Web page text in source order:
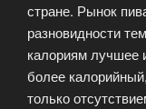
стране. Рынок
разновидности
калориям лучшее
более
только